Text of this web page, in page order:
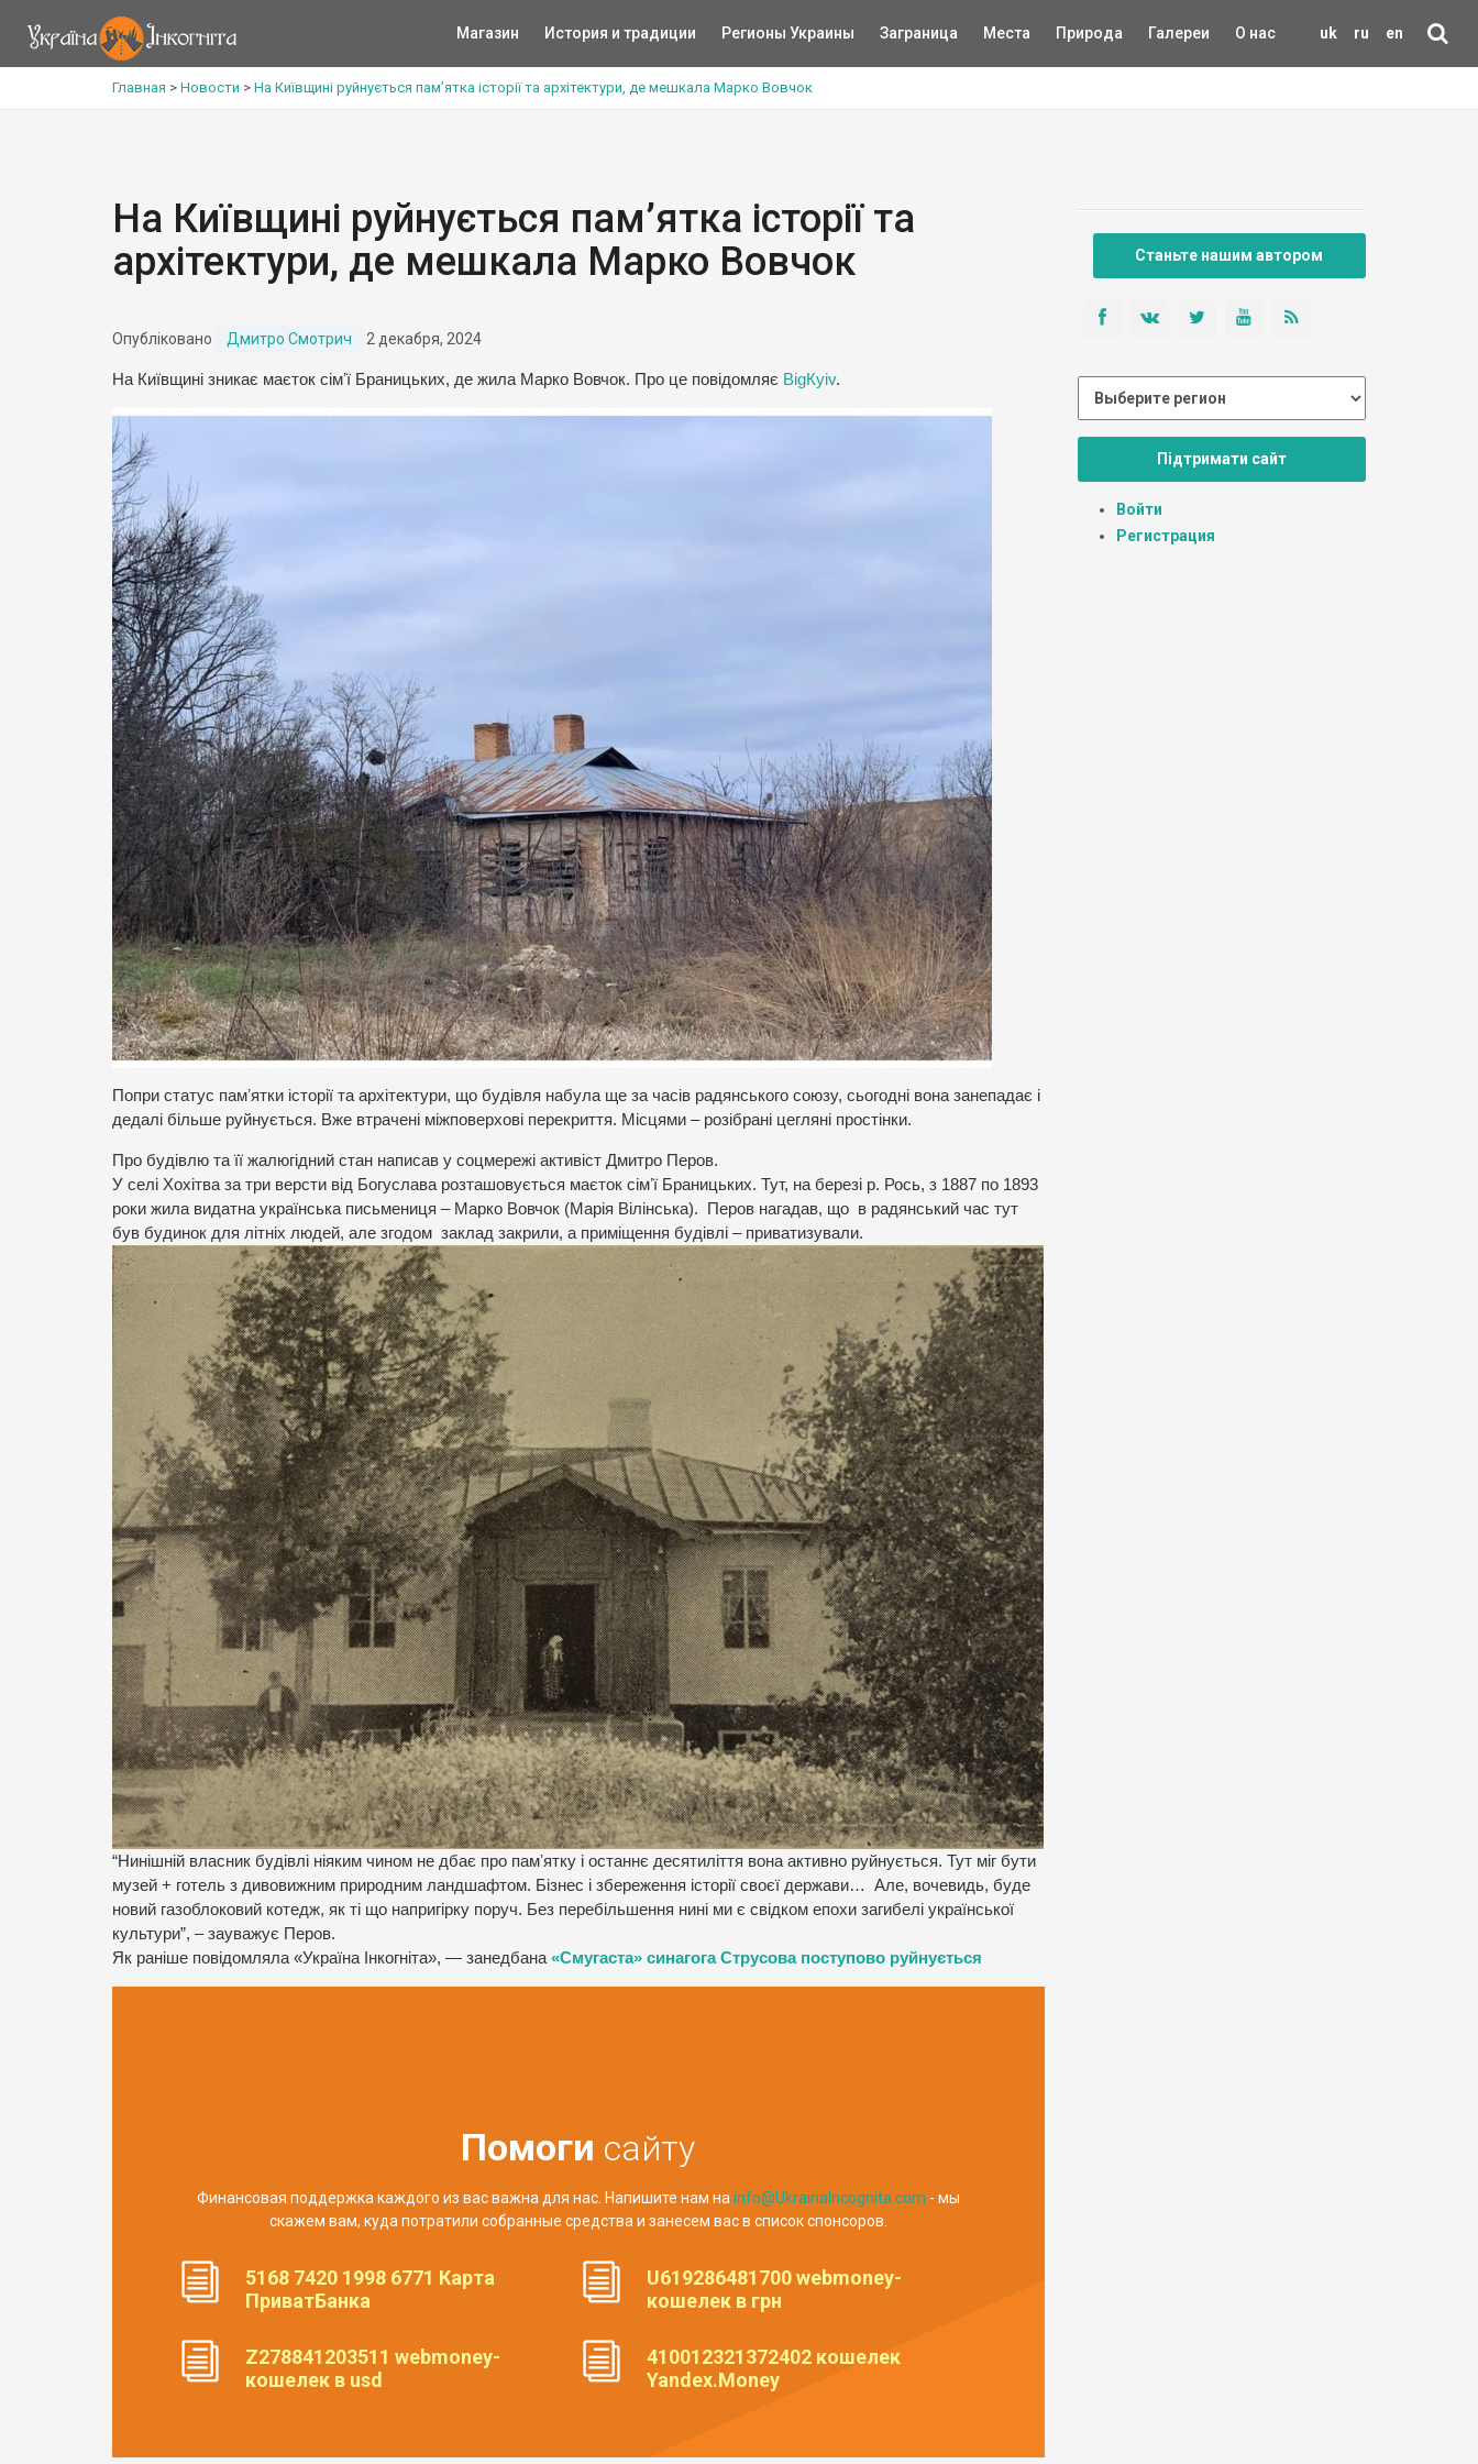
uk ru en
Магазин История и традиции Регионы Украины Заграница Места Природа Галереи О нас
Главная > Новости > На Київщині руйнується пам’ятка історії та архітектури, де мешкала Марко Вовчок
На Київщині руйнується пам’ятка історії та
архітектури, де мешкала Марко Вовчок
Опубліковано Дмитро Смотрич 2 декабря, 2024
На Київщині зникає маєток сімʼї Браницьких, де жила Марко Вовчок. Про це повідомляє ВigКyiv.
Попри статус памʼятки історії та архітектури, що будівля набула ще за часів радянського союзу, сьогодні вона занепадає і
дедалі більше руйнується. Вже втрачені міжповерхові перекриття. Місцями – розібрані цегляні простінки.
Про будівлю та її жалюгідний стан написав у соцмережі активіст Дмитро Перов.
У селі Хохітва за три версти від Богуслава розташовується маєток сімʼї Браницьких. Тут, на березі р. Рось, з 1887 по 1893
роки жила видатна українська письмениця – Марко Вовчок (Марія Вілінська). Перов нагадав, що в радянський час тут
був будинок для літніх людей, але згодом заклад закрили, а приміщення будівлі – приватизували.
“Нинішній власник будівлі ніяким чином не дбає про памʼятку і останнє десятиліття вона активно руйнується. Тут міг бути
музей + готель з дивовижним природним ландшафтом. Бізнес і збереження історії своєї держави… Але, вочевидь, буде
новий газоблоковий котедж, як ті що напригірку поруч. Без перебільшення нині ми є свідком епохи загибелі української
культури”, – зауважує Перов.
Як раніше повідомляла «Україна Інкогніта», — занедбана «Смугаста» синагога Струсова поступово руйнується
Помоги сайту
Финансовая поддержка каждого из вас важна для нас. Напишите нам на info@UkrainaIncognita.com - мы
скажем вам, куда потратили собранные средства и занесем вас в список спонсоров.
5168 7420 1998 6771 Карта
ПриватБанка
U619286481700 webmoney-
кошелек в грн
Z278841203511 webmoney-
кошелек в usd
410012321372402 кошелек
Yandex.Money
Станьте нашим автором
Підтримати сайт
Войти
Регистрация